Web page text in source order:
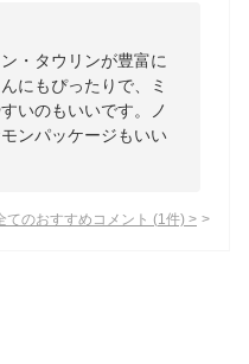
・タウリンが豊富に
にもぴったりで、ミ
いのもいいです。ノ
ンパッケージもいい
てのおすすめコメント (1 件) >